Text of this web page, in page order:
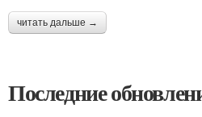
читать дальше →
Последние